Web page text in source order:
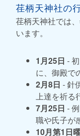
荏柄天神社の
荏柄天神社では
います。
1月25日 -
に、御殿で
2月8日 - 針
上達を祈る
7月25日 -
職や氏子が
10月第1日